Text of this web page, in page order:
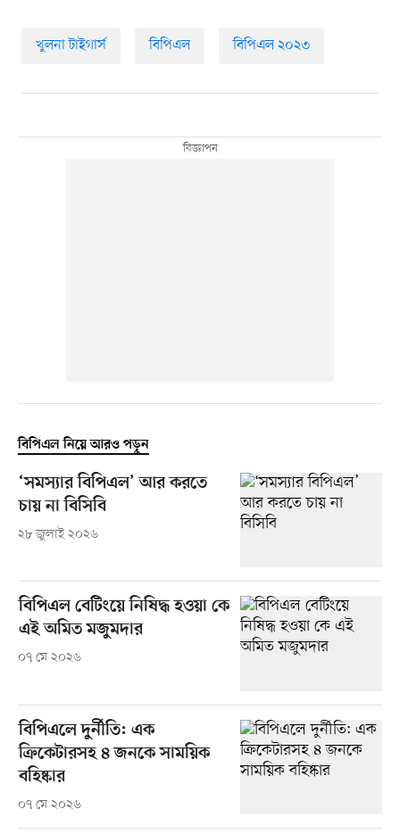
খুলনা টাইগার্স বিপিএল বিপিএল ২০২৩
বিপিএল নিয়ে আরও পড়ুন
‘সমস্যার বিপিএল’ আর করতে
চায় না বিসিবি
২৮ জুলাই ২০২৬
বিপিএল বেটিংয়ে নিষিদ্ধ হওয়া কে
এই অমিত মজুমদার
০৭ মে ২০২৬
বিপিএলে দুর্নীতি: এক
ক্রিকেটারসহ ৪ জনকে সাময়িক
বহিষ্কার
০৭ মে ২০২৬